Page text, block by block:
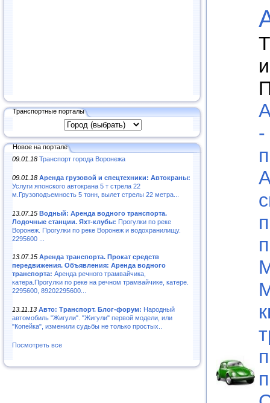
Транспортные порталы
Новое на портале
09.01.18 Транспорт города Воронежа
09.01.18 Аренда грузовой и спецтехники: Автокраны:
Услуги японского автокрана 5 т стрела 22
м.Грузоподъемность 5 тонн, вылет стрелы 22 метра...
13.07.15 Водный: Аренда водного транспорта.
Лодочные станции. Яхт-клубы: Прогулки по реке
Воронеж. Прогулки по реке Воронеж и водохранилищу.
2295600 ...
13.07.15 Аренда транспорта. Прокат средств
передвижения. Объявления: Аренда водного
транспорта: Аренда речного трамвайчика,
катера.Прогулки по реке на речном трамвайчике, катере.
2295600, 89202295600...
13.11.13 Авто: Транспорт. Блог-форум: Народный
автомобиль "Жигули". "Жигули" первой модели, или
"Копейка", изменили судьбы не только простых..
Посмотреть все
-